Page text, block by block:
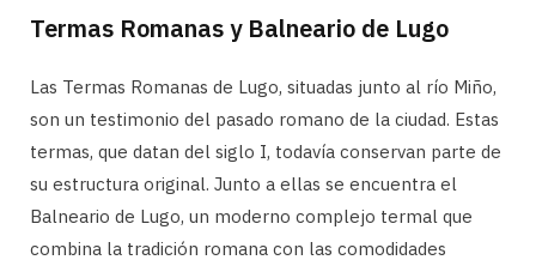
Termas Romanas y Balneario de Lugo
Las Termas Romanas de Lugo, situadas junto al río Miño,
son un testimonio del pasado romano de la ciudad. Estas
termas, que datan del siglo I, todavía conservan parte de
su estructura original. Junto a ellas se encuentra el
Balneario de Lugo, un moderno complejo termal que
combina la tradición romana con las comodidades